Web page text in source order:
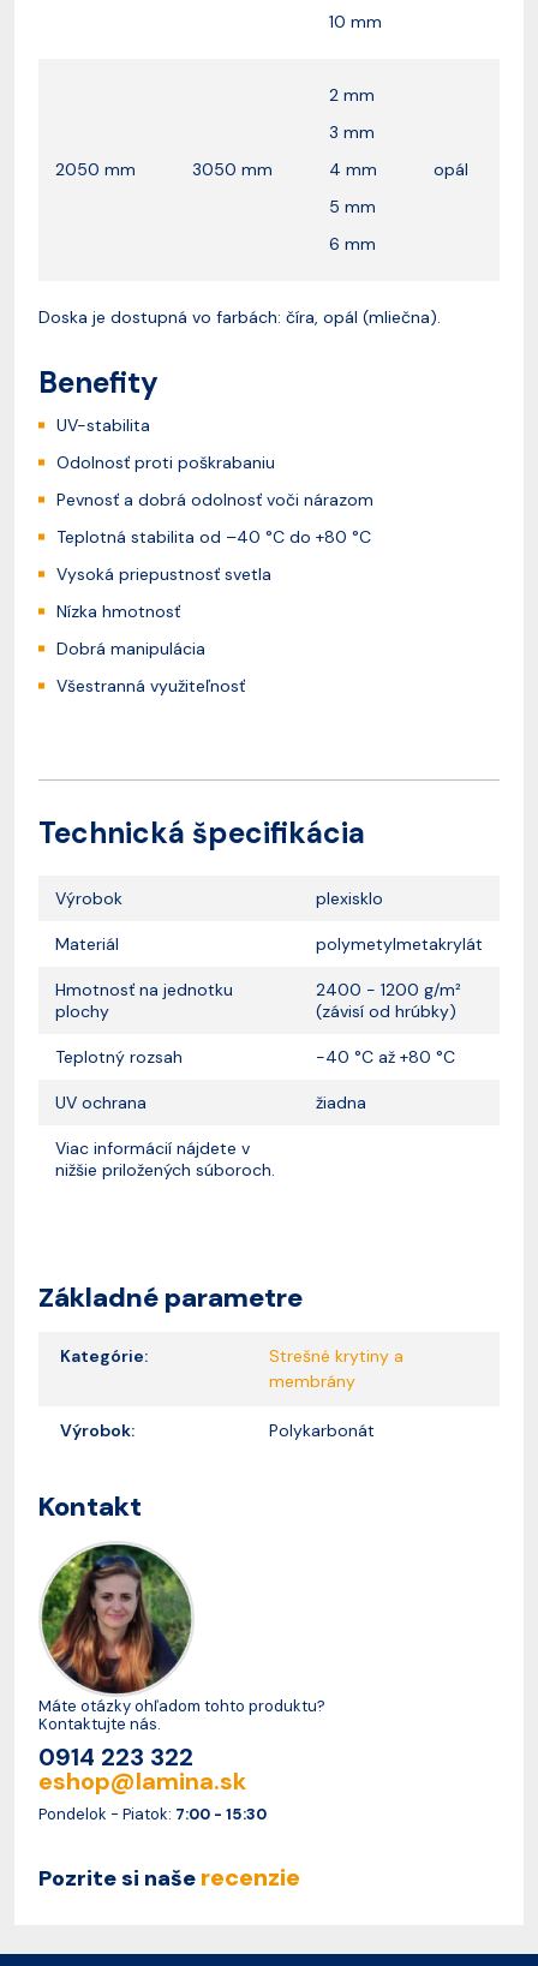
10 mm
2050 mm 3050 mm
2 mm
3 mm
4 mm
5 mm
6 mm
opál
Doska je dostupná vo farbách: číra, opál (mliečna).
Benefity
UV-stabilita
Odolnosť proti poškrabaniu
Pevnosť a dobrá odolnosť voči nárazom
Teplotná stabilita od –40 °C do +80 °C
Vysoká priepustnosť svetla
Nízka hmotnosť
Dobrá manipulácia
Všestranná využiteľnosť
Technická špecifikácia
Výrobok plexisklo
Materiál polymetylmetakrylát
Hmotnosť na jednotku
plochy
2400 - 1200 g/m²
(závisí od hrúbky)
Teplotný rozsah -40 °C až +80 °C
UV ochrana žiadna
Viac informácií nájdete v
nižšie priložených súboroch.
Základné parametre
Kategórie:
Strešné krytiny a
membrány
Výrobok: Polykarbonát
Kontakt
Máte otázky ohľadom tohto produktu?
Kontaktujte nás.
0914 223 322
eshop@lamina.sk
Pondelok - Piatok: 7:00 - 15:30
Pozrite si naše recenzie